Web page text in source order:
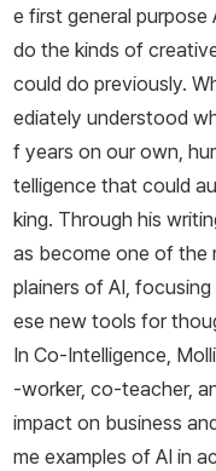
e first general purpose
do the kinds of
could do previously.
ediately understood
f years on our own,
telligence that could
king. Through his
as become one of the
plainers of AI,
ese new tools for
In Co-Intelligence,
-worker, co-teacher,
impact on business
me examples of AI in